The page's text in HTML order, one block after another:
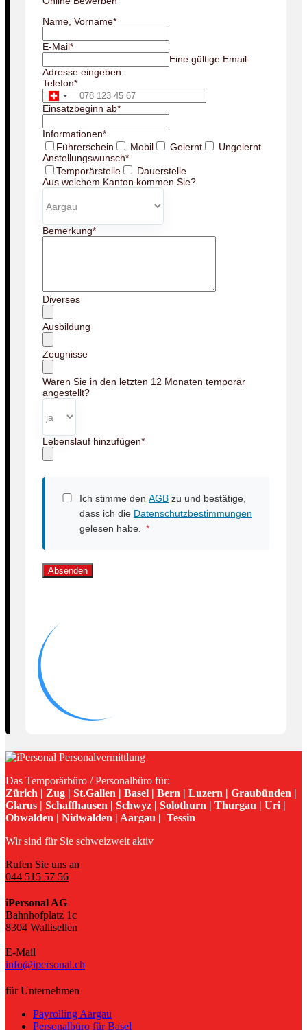
Name, Vorname*
E-Mail*
Eine gültige Email-
Adresse eingeben.
Telefon*
Einsatzbeginn ab*
Informationen*
Führerschein
Mobil Gelernt
Ungelernt
Anstellungswunsch*
Temporärstelle
Dauerstelle
Aus welchem Kanton kommen Sie?
Bemerkung*
Diverses
Ausbildung
Zeugnisse
Waren Sie in den letzten 12 Monaten temporär
angestellt?
Lebenslauf hinzufügen*
Ich stimme den AGB zu und bestätige,
dass ich die Datenschutzbestimmungen
gelesen habe. *
Absenden
Das Temporärbüro / Personalbüro für:
Zürich | Zug | St.Gallen | Basel | Bern | Luzern | Graubünden |
Glarus | Schaffhausen | Schwyz | Solothurn | Thurgau | Uri |
Obwalden | Nidwalden | Aargau | Tessin
Wir sind für Sie schweizweit aktiv
Rufen Sie uns an
044 515 57 56
iPersonal AG
Bahnhofplatz 1c
8304 Wallisellen
E-Mail
info@ipersonal.ch
für Unternehmen
Payrolling Aargau
Personalbüro für Basel